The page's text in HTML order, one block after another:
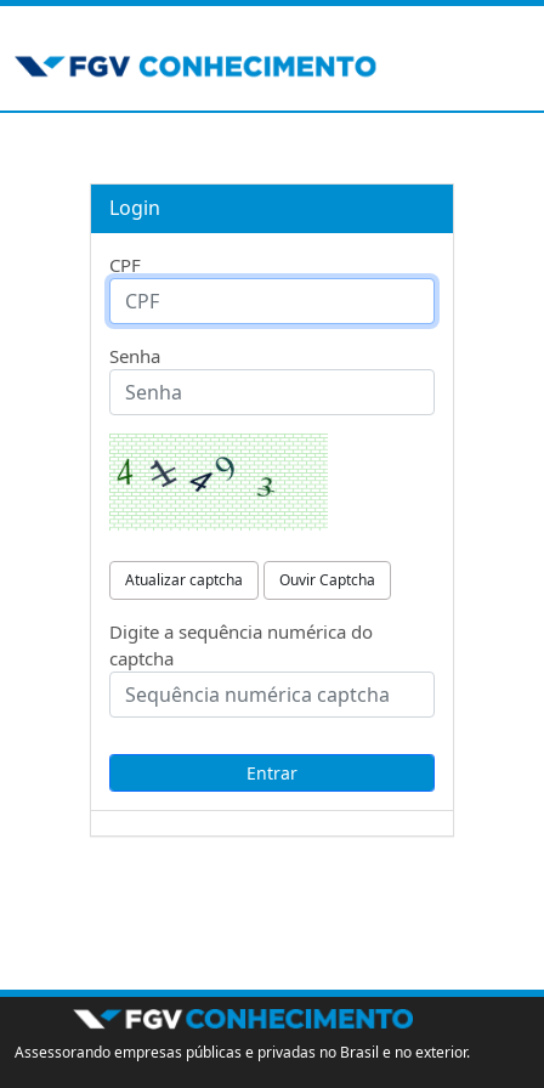
Login
CPF
Senha
Atualizar captcha Ouvir Captcha
Digite a sequência numérica do
captcha
Assessorando empresas públicas e privadas no Brasil e no exterior.